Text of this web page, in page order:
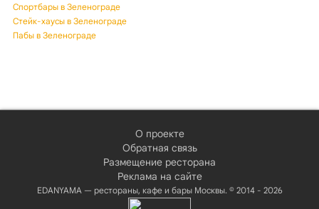
Спортбары в Зеленограде
Стейк-хаусы в Зеленограде
Пабы в Зеленограде
О проекте
Обратная связь
Размещение ресторана
Реклама на сайте
EDANYAMA — рестораны, кафе и бары Москвы. © 2014 - 2026